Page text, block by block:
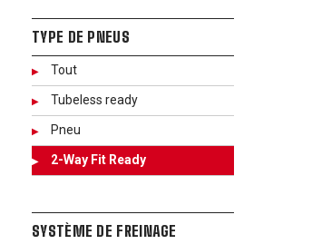
TYPE DE PNEUS
Tout
Tubeless ready
Pneu
2-Way Fit Ready
SYSTÈME DE FREINAGE